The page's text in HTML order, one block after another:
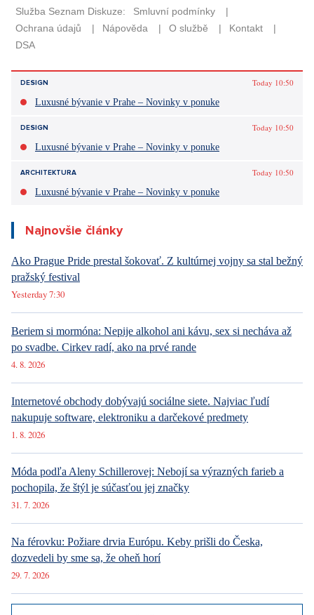
DESIGN
Today 10:50
Luxusné bývanie v Prahe – Novinky v ponuke
DESIGN
Today 10:50
Luxusné bývanie v Prahe – Novinky v ponuke
ARCHITEKTURA
Today 10:50
Luxusné bývanie v Prahe – Novinky v ponuke
Najnovšie články
Ako Prague Pride prestal šokovať. Z kultúrnej vojny sa stal bežný
pražský festival
Yesterday 7:30
Beriem si mormóna: Nepije alkohol ani kávu, sex si necháva až
po svadbe. Cirkev radí, ako na prvé rande
4. 8. 2026
Internetové obchody dobývajú sociálne siete. Najviac ľudí
nakupuje software, elektroniku a darčekové predmety
1. 8. 2026
Móda podľa Aleny Schillerovej: Nebojí sa výrazných farieb a
pochopila, že štýl je súčasťou jej značky
31. 7. 2026
Na férovku: Požiare drvia Európu. Keby prišli do Česka,
dozvedeli by sme sa, že oheň horí
29. 7. 2026